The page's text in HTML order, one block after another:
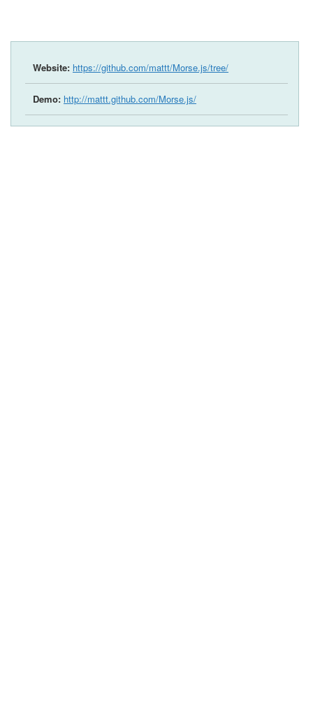
Website: https://github.com/mattt/Morse.js/tree/
Demo: http://mattt.github.com/Morse.js/